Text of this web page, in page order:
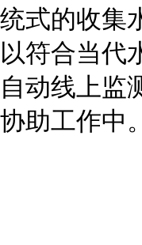
统式的收集
以符合当代
自动线上监
协助工作中。